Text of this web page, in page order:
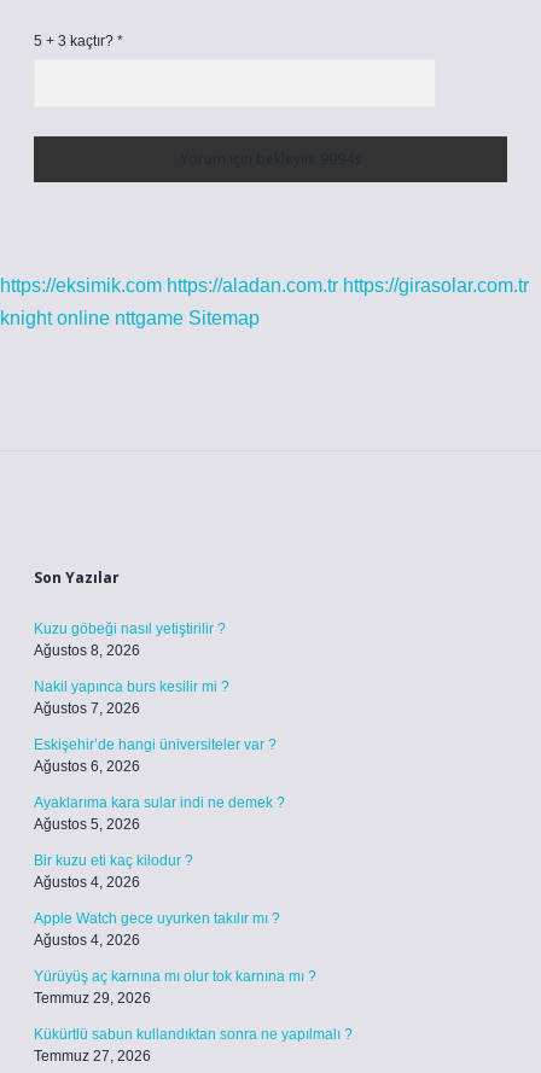
5 + 3 kaçtır? *
https://eksimik.com https://aladan.com.tr https://girasolar.com.tr
knight online nttgame Sitemap
Son Yazılar
Kuzu göbeği nasıl yetiştirilir ?
Ağustos 8, 2026
Nakil yapınca burs kesilir mi ?
Ağustos 7, 2026
Eskişehir’de hangi üniversiteler var ?
Ağustos 6, 2026
Ayaklarıma kara sular indi ne demek ?
Ağustos 5, 2026
Bir kuzu eti kaç kilodur ?
Ağustos 4, 2026
Apple Watch gece uyurken takılır mı ?
Ağustos 4, 2026
Yürüyüş aç karnına mı olur tok karnına mı ?
Temmuz 29, 2026
Kükürtlü sabun kullandıktan sonra ne yapılmalı ?
Temmuz 27, 2026